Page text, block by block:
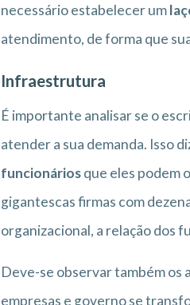
necessário estabelecer um
atendimento, de forma que
Infraestrutura
É importante analisar se o
atender a sua demanda. Isso
funcionáriosque eles podem
gigantescas firmas com
organizacional, a relação dos
Deve-se observar também os
empresas e governo se